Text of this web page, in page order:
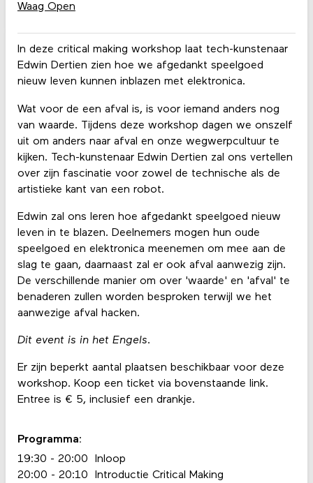
In deze critical making workshop laat tech-kunstenaar
Edwin Dertien zien hoe we afgedankt speelgoed
nieuw leven kunnen inblazen met elektronica.
Wat voor de een afval is, is voor iemand anders nog
van waarde. Tijdens deze workshop dagen we onszelf
uit om anders naar afval en onze wegwerpcultuur te
kijken. Tech-kunstenaar Edwin Dertien zal ons vertellen
over zijn fascinatie voor zowel de technische als de
artistieke kant van een robot.
Edwin zal ons leren hoe afgedankt speelgoed nieuw
leven in te blazen. Deelnemers mogen hun oude
speelgoed en elektronica meenemen om mee aan de
slag te gaan, daarnaast zal er ook afval aanwezig zijn.
De verschillende manier om over 'waarde' en 'afval' te
benaderen zullen worden besproken terwijl we het
aanwezige afval hacken.
Dit event is in het Engels.
Er zijn beperkt aantal plaatsen beschikbaar voor deze
workshop. Koop een ticket via bovenstaande link.
Entree is € 5, inclusief een drankje.
Programma:
19:30 - 20:00 Inloop
20:00 - 20:10 Introductie Critical Making
Waag Open